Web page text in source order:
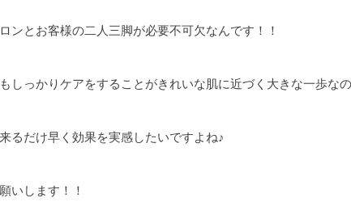
ンとお客様の二人三脚が必要不可欠なんです！！
しっかりケアをすることがきれいな肌に近づく大きな一歩な
るだけ早く効果を実感したいですよね♪
いします！！